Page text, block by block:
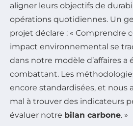
aligner leurs objectifs de
opérations quotidiennes. Un
projet déclare : « Comprendre
impact environnemental se
dans notre modèle d’affaires a
combattant. Les
encore standardisées, et nous
mal à trouver des indicateurs
évaluer notre bilan carbone. »